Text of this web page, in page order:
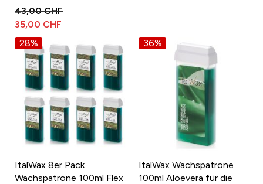
80%
35,00 CHF
43,00 CHF
28%
ItalWax 8er Pack
Wachspatrone 100ml Flex
36%
ItalWax Wachspatrone
100ml Aloevera für die